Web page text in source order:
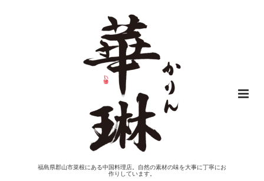
福島県郡山市菜根にある中国料理店。自然の素材の味を大事に丁寧にお
作りしています。